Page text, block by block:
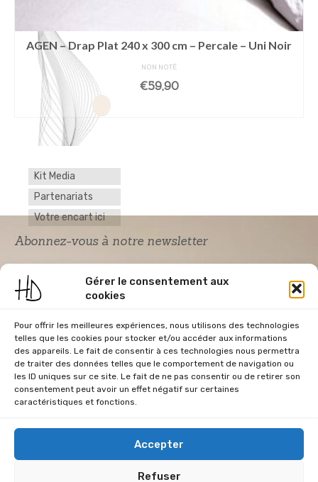
Gérer le consentement aux
cookies
Pour offrir les meilleures expériences, nous utilisons des technologies
telles que les cookies pour stocker et/ou accéder aux informations
des appareils. Le fait de consentir à ces technologies nous permettra
de traiter des données telles que le comportement de navigation ou
les ID uniques sur ce site. Le fait de ne pas consentir ou de retirer son
consentement peut avoir un effet négatif sur certaines
caractéristiques et fonctions.
Accepter
Refuser
AGEN – Drap Plat 240 x 300 cm – Percale – Uni Noir
NON NOTÉ
€59,90
AJOUTER AU PANIER
Kit Media
Partenariats
Votre encart ici
Abonnez-vous à notre newsletter
Acceptation RGPD
*
J'accepte la politique de confidentialité du
site Home & Déco